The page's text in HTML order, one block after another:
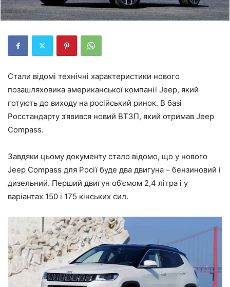
Стали відомі технічні характеристики нового
позашляховика американської компанії Jeep, який
готують до виходу на російський ринок. В базі
Росстандарту з’явився новий ВТЗП, який отримав Jeep
Compass.
Завдяки цьому документу стало відомо, що у нового
Jeep Compass для Росії буде два двигуна – бензиновий і
дизельний. Перший двигун об’ємом 2,4 літра і у
варіантах 150 і 175 кінських сил.